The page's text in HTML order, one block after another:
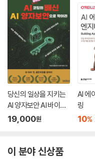
__ECC 알고리듬의 미래
__요약
8장. 양자 암호화
__양자 역학과 양자 암호화의
__양자 역학을 이해하기 위
____1단계 - 중첩
____2단계 - 불확정성
____3단계 - 스핀과 얽힘
__양자 암호화
__양자 키 분배 ? BB84
____2단계 - 광자 전송
4장, ‘해시 함수와 디지털 서
고 현대 암호화의 한 축인 디
유명한 서명 알고리듬과 블라
5장, ‘영지식 프로토콜’에서
호화 프로토콜 중 하나인 영
안전하지 않은 통신 채널에서
은 새로운 프로토콜은 영지식
가 발명한 새로운 영지식 프
6장, ‘새로운 공개키/개인키
은 RSA의 대안이 될 수도 있
당신의 일상을 지키는
AI 양자보안 AI 바이브
코딩의 배신 AI 양자보
19,000원
AI 에
링
10%
이 분야 신상품